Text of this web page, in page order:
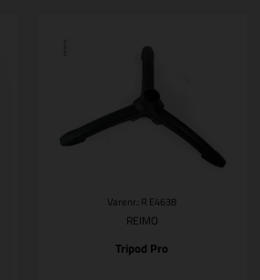
Varenr.: R E4638
REIMO
Tripod Pro